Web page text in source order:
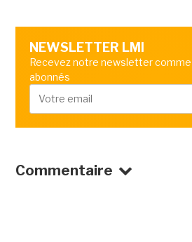
NEWSLETTER LMI
Recevez notre newsletter
abonnés
Commentaire